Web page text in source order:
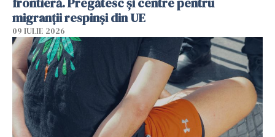
migranții respinși din UE
09 IULIE 2026